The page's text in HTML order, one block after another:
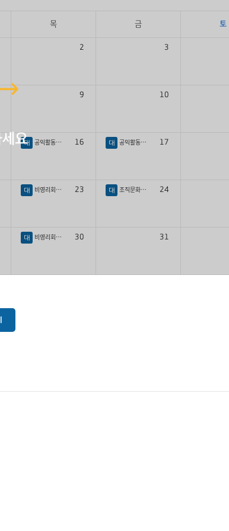
목 금 토
2 3
9 10
대 공익활동가학교 특강 16 대 공익활동가학교 특강 17
대 비영리회계교육 23 대 조직문화개선사업 24
대 비영리회계교육 30 31